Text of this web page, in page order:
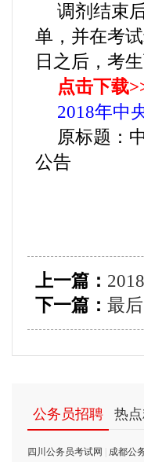
调剂结束
单，并在考
日之后，考
点击下载
2018年中
原标题：
公告
上一篇：
下一篇： 最
公务员招聘 热
四川公务员考试网 成都公